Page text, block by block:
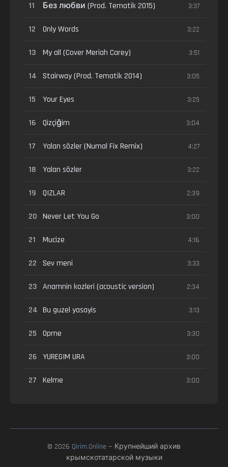
11 Без любви (Prod. Tematik 2015) 3:37
12 Only Words 3:22
13 My all (Cover Meriah Carey) 3:51
14 Stairway (Prod. Tematik 2014) 3:05
15 Your Eyes 3:25
16 Qizçiğim 3:04
17 Yalan sözler (Numal Fix Remix) 4:27
18 Yalan sözler 3:22
19 QIZLAR 2:39
20 Never Let You Go 3:00
21 Mucize 4:16
22 Sev meni 3:33
23 Anamnin kozleri (acoustic version) 2:34
24 Bu guzel yasayis 3:13
25 Opme 3:30
26 YUREGIM URA 3:00
27 Kelme 3:00
© 2026 Qirim.Online — Крупнейший архив
крымскотатарской музыки